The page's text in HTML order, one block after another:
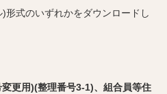
形式のいずれかをダウンロードし
更用)(整理番号3-1)、組合員等住